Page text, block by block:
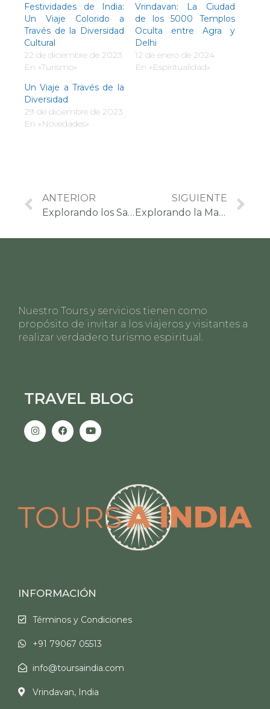
Festividades de India:
Un Viaje Colorido a
Través de la Diversidad
Cultural
22 de diciembre de 2023
En «Turismo»
Vrindavan: La Ciudad
de los 5000 Templos
Oculta entre Agra y
Delhi
12 de enero de 2024
En «Espiritualidad»
Un Viaje a Través de la
Diversidad
29 de diciembre de 2023
En «Novedades»
ANTERIOR
Explorando los Sabores de la India: Cuidados con la Comida Durante Tu Viaje
SIGUIENTE
Explorando la Majestuosidad Sagrada: Un Viaje por los Templos del Sur de India y su Arquitectura Centenaria
Nuestro Tours y servicios tienen como
propósito de invitar a los viajeros y visitantes a
realizar verdadero turismo espiritual.
TRAVEL BLOG
INFORMACIÓN
Términos y Condiciones
+91 79067 05513
info@toursaindia.com
Vrindavan, India